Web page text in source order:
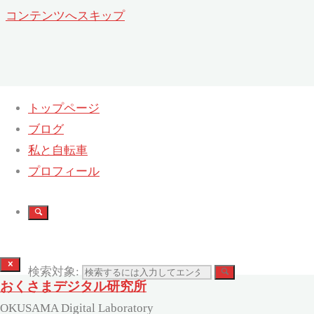
コンテンツへスキップ
トップページ
ブログ
私と自転車
プロフィール
検索対象:
おくさまデジタル研究所
OKUSAMA Digital Laboratory
ツール・ド・しものせき 2015 で完
ホーム 旅行(Travel)